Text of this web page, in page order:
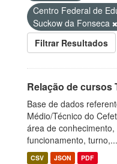
Centro Federal de
Suckow da Fonseca
Filtrar Resultados
Relação de cursos
Base de dados
Médio/Técnico do
área de
funcionamento, turno,...
CSV JSON PDF